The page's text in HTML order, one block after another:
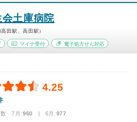
土庫病院
田駅、高田駅）
マイナ受付 電子処方せん対応
4.25
数 7月:960 | 6月:977